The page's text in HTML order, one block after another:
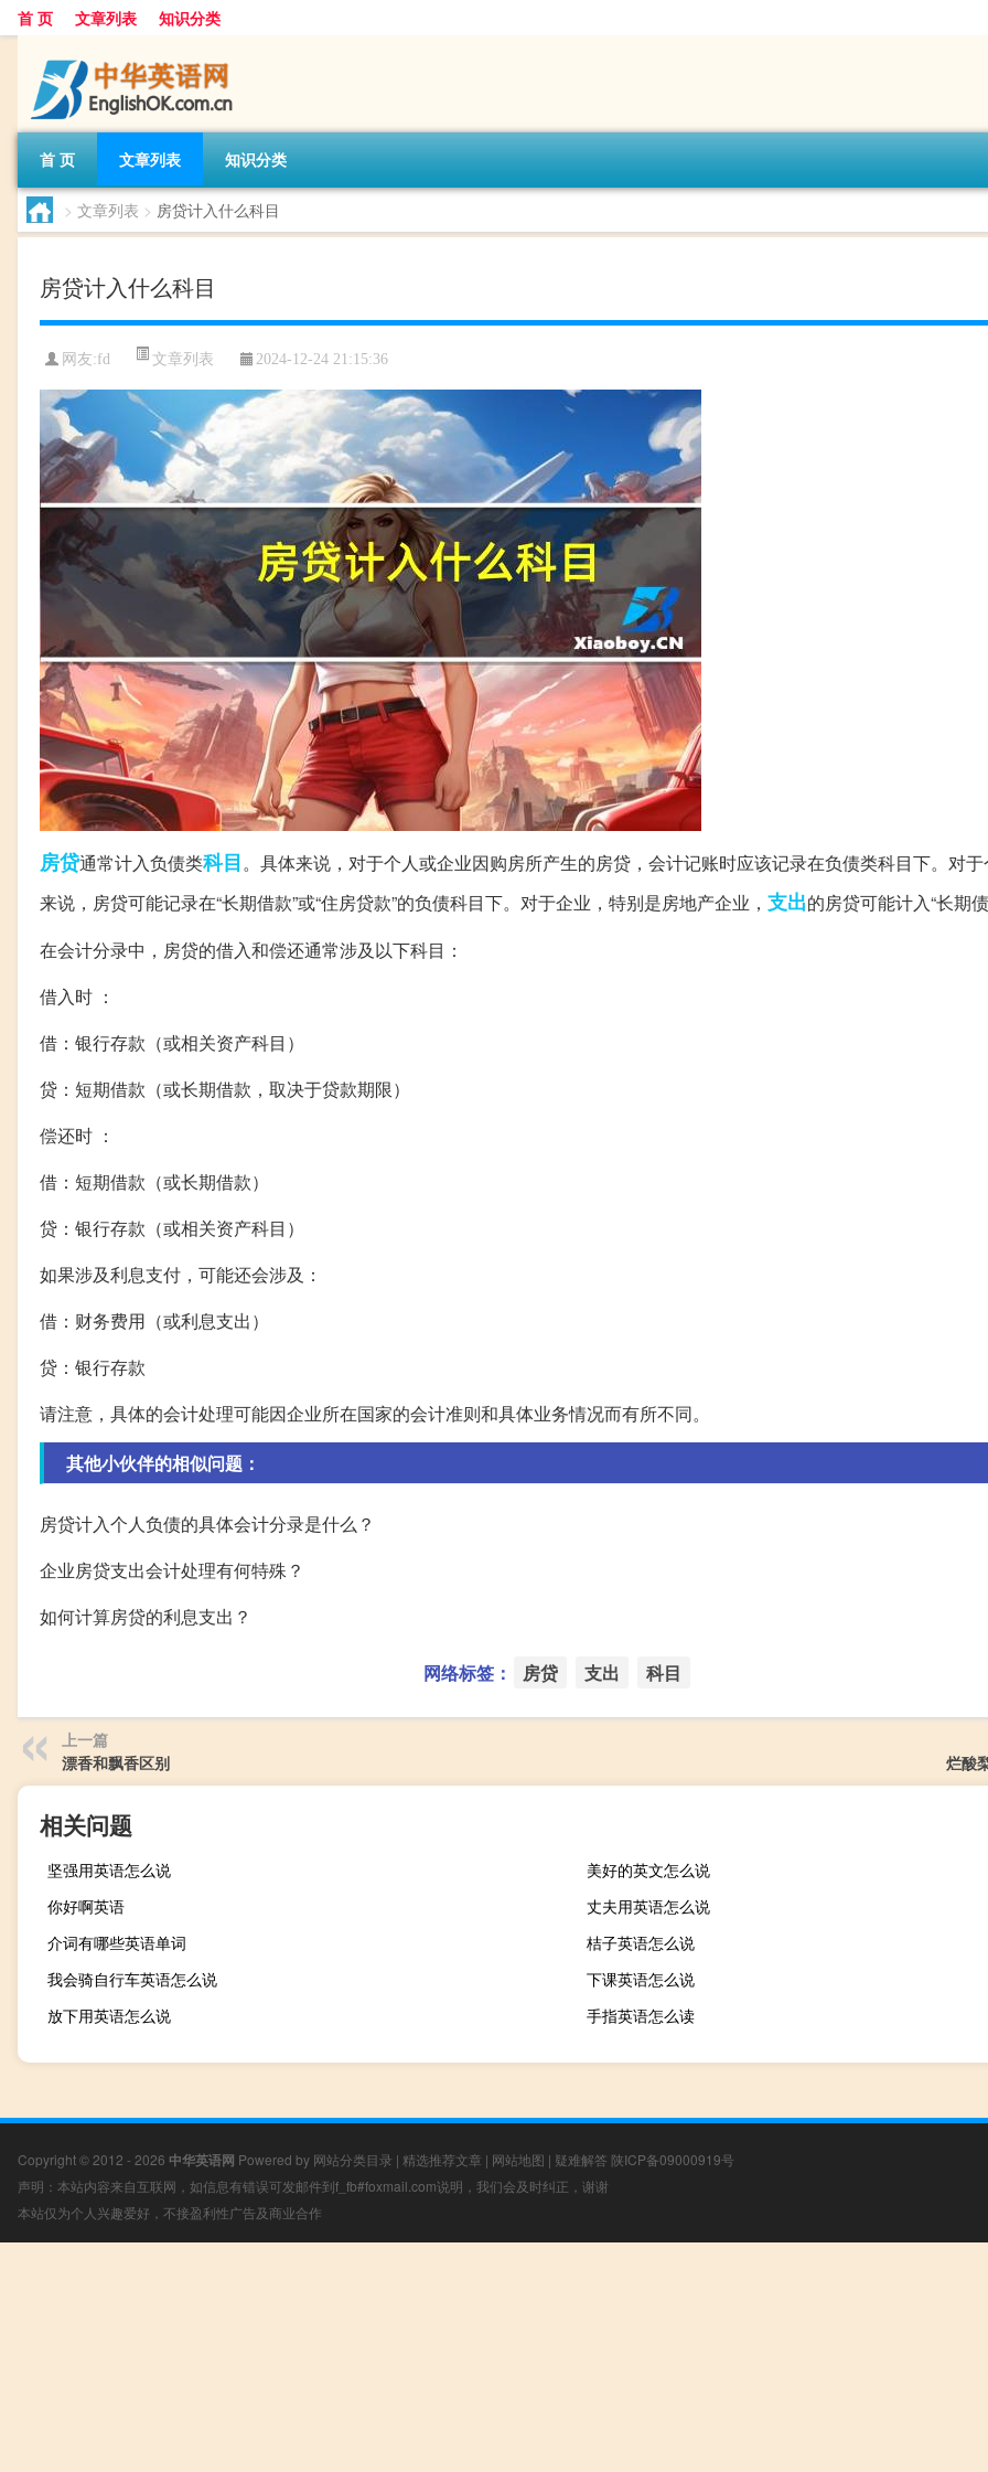
首 页 文章列表 知识分类
首 页 文章列表 知识分类
> 文章列表 > 房贷计入什么科目
房贷计入什么科目
网友:fd 文章列表 2024-12-24 21:15:36
房贷通常计入负债类科目。具体来说，对于个人或企业因购房所产生的房贷，会计记账时应该记录在负债类科目下。对
来说，房贷可能记录在“长期借款”或“住房贷款”的负债科目下。对于企业，特别是房地产企业， 支出的房贷可能计入“长期
在会计分录中，房贷的借入和偿还通常涉及以下科目：
借入时 ：
借：银行存款（或相关资产科目）
贷：短期借款（或长期借款，取决于贷款期限）
偿还时 ：
借：短期借款（或长期借款）
贷：银行存款（或相关资产科目）
如果涉及利息支付，可能还会涉及：
借：财务费用（或利息支出）
贷：银行存款
请注意，具体的会计处理可能因企业所在国家的会计准则和具体业务情况而有所不同。
其他小伙伴的相似问题：
房贷计入个人负债的具体会计分录是什么？
企业房贷支出会计处理有何特殊？
如何计算房贷的利息支出？
网络标签： 房贷 支出 科目
上一篇
漂香和飘香区别
烂酸
相关问题
坚强用英语怎么说
美好的英文怎么说
你好啊英语
丈夫用英语怎么说
介词有哪些英语单词
桔子英语怎么说
我会骑自行车英语怎么说
下课英语怎么说
放下用英语怎么说
手指英语怎么读
Copyright © 2012 - 2026 中华英语网 Powered by 网站分类目录 | 精选推荐文章 | 网站地图 | 疑难解答 陕ICP备09000919号
声明：本站内容来自互联网，如信息有错误可发邮件到f_fb#foxmail.com说明，我们会及时纠正，谢谢
本站仅为个人兴趣爱好，不接盈利性广告及商业合作